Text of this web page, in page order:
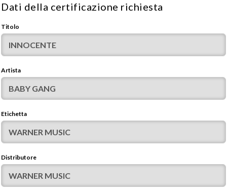
Dati della certificazione richiesta
Titolo
Artista
Etichetta
Distributore